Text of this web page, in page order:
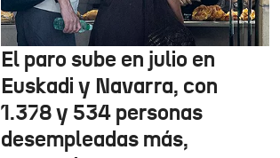
El paro sube en julio en
Euskadi y Navarra, con
1.378 y 534 personas
desempleadas más,